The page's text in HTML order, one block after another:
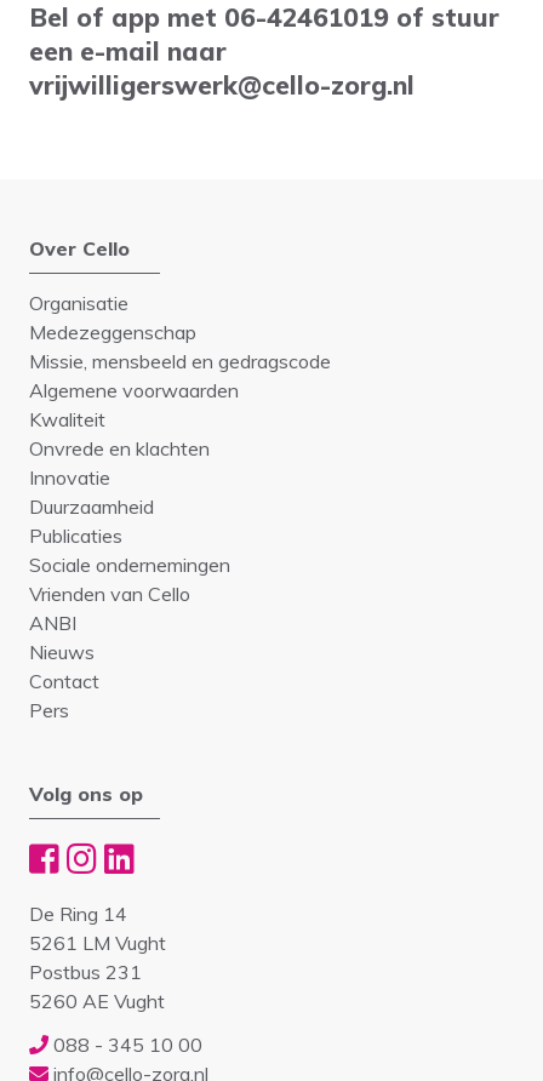
Bel of app met 06-42461019 of stuur
een e-mail naar
vrijwilligerswerk@cello-zorg.nl
Over Cello
Organisatie
Medezeggenschap
Missie, mensbeeld en gedragscode
Algemene voorwaarden
Kwaliteit
Onvrede en klachten
Innovatie
Duurzaamheid
Publicaties
Sociale ondernemingen
Vrienden van Cello
ANBI
Nieuws
Contact
Pers
Volg ons op
De Ring 14
5261 LM Vught
Postbus 231
5260 AE Vught
088 - 345 10 00
info@cello-zorg.nl